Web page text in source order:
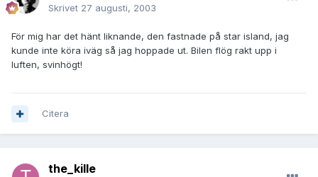
Skrivet 27 augusti, 2003
För mig har det hänt liknande, den fastnade på star island, jag
kunde inte köra iväg så jag hoppade ut. Bilen flög rakt upp i
luften, svinhögt!
Citera
the_kille